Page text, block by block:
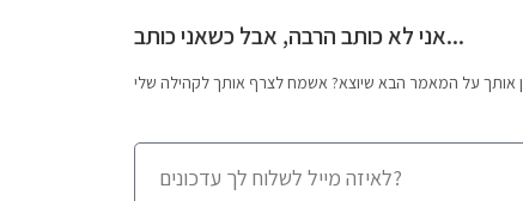
אני לא כותב הרבה, אבל כשאני כותב...